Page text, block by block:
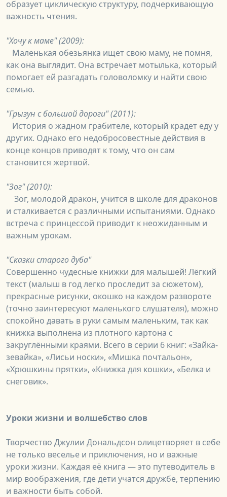
образует циклическую структуру, подчеркивающую
важность чтения.
"Хочу к маме" (2009):
Маленькая обезьянка ищет свою маму, не помня,
как она выглядит. Она встречает мотылька, который
помогает ей разгадать головоломку и найти свою
семью.
"Грызун с большой дороги" (2011):
История о жадном грабителе, который крадет еду у
других. Однако его недобросовестные действия в
конце концов приводят к тому, что он сам
становится жертвой.
"Зог" (2010):
Зог, молодой дракон, учится в школе для драконов
и сталкивается с различными испытаниями. Однако
встреча с принцессой приводит к неожиданным и
важным урокам.
"Сказки старого дуба"
Совершенно чудесные книжки для малышей! Лёгкий
текст (малыш в год легко проследит за сюжетом),
прекрасные рисунки, окошко на каждом развороте
(точно заинтересуют маленького слушателя), можно
спокойно давать в руки самым маленьким, так как
книжка выполнена из плотного картона с
закруглёнными краями. Всего в серии 6 книг: «Зайка-
зевайка», «Лисьи носки», «Мишка почтальон»,
«Хрюшкины прятки», «Книжка для кошки», «Белка и
снеговик».
Уроки жизни и волшебство слов
Творчество Джулии Дональдсон олицетворяет в себе
не только веселье и приключения, но и важные
уроки жизни. Каждая её книга — это путеводитель в
мир воображения, где дети учатся дружбе, терпению
и важности быть собой.